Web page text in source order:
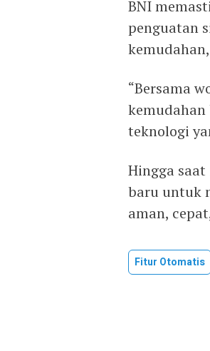
‎BNI
penguatan
‎“Bersama
teknologi
‎Hingga
baru untuk
aman,
Fitur Otomatis